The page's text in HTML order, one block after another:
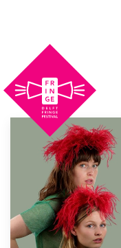
website
bevat
een
toegankelijkheidssysteem.